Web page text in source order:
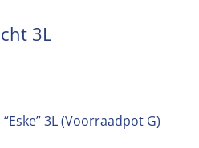
3L
3L (Voorraadpot G)